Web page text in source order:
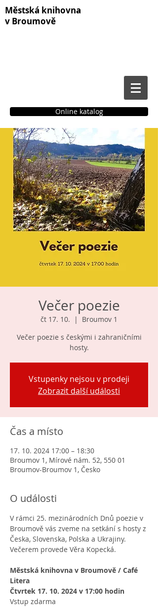
Městská knihovna
v Broumově
Online katalog
Čtenářské konto
Večer poezie
čt 17. 10.
  |
Broumov 1
Večer poezie s českými i zahraničními
hosty.
Vstupenky nejsou v prodeji
Zobrazit další události
Čas a místo
17. 10. 2024 17:00 – 18:30
Broumov 1, Mírové nám. 52, 550 01
Broumov-Broumov 1, Česko
O události
V rámci 25. mezinárodních Dnů poezie v
Broumově vás zveme na setkání s hosty z
Česka, Slovenska, Polska a Ukrajiny.
Večerem provede Věra Kopecká.
Městská knihovna v Broumově / Café
Litera
Čtvrtek 17. 10. 2024 v 17:00 hodin
Vstup zdarma